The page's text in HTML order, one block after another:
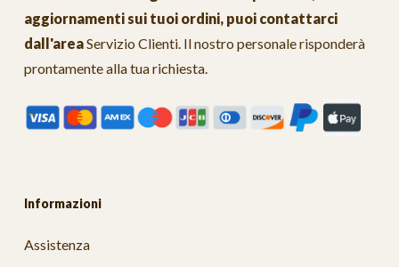
aggiornamenti sui tuoi ordini, puoi contattarci
dall'areaServizio Clienti. Il nostro personale risponderà
prontamente alla tua richiesta.
Informazioni
Assistenza